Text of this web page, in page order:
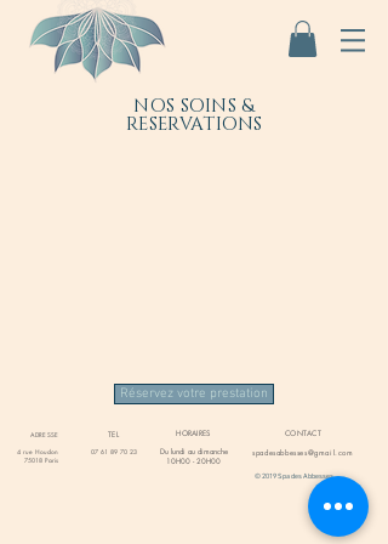
NOS SOINS &
RESERVATIONS
Réservez votre prestation
© 2019 Spa des Abbesses
TEL
07 61 89 70 23
ADRESSE
4 rue Houdon
75018 Paris
HORAIRES
Du lundi au dimanche
10H00 - 20H00
CONTACT
spadesabbesses@gmail.com